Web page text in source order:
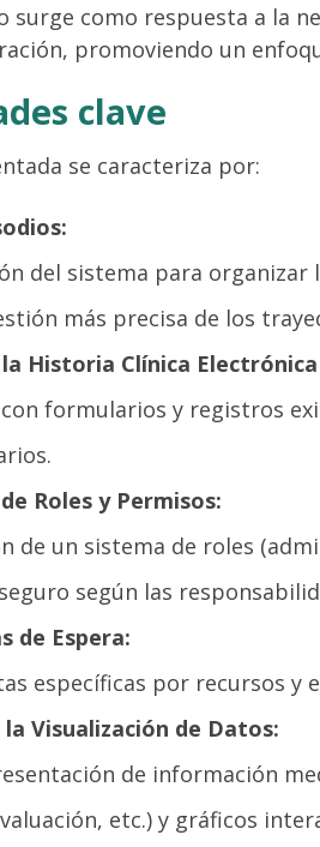
surge como respuesta a la
promoviendo un
clave
se caracteriza por:
del sistema para
más precisa de los
Historia Clínica Electrónica
formularios y registros
Roles y Permisos:
de un sistema de roles
según las
de Espera:
específicas por recursos y
Visualización de Datos:
de información
etc.) y gráficos